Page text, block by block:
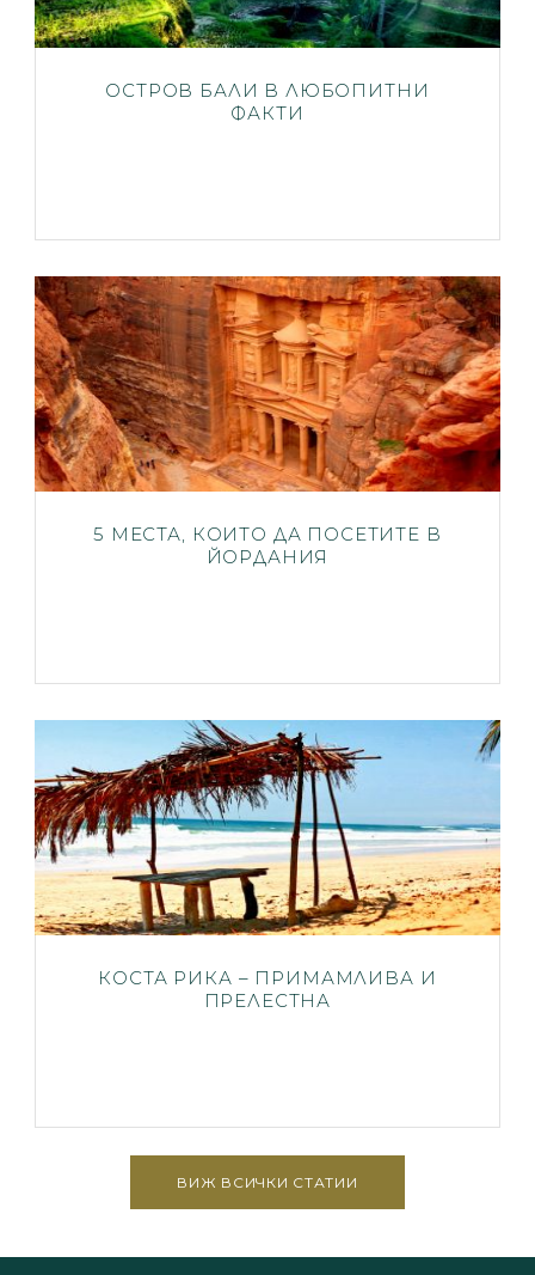
ОСТРОВ БАЛИ В ЛЮБОПИТНИ
ФАКТИ
5 МЕСТА, КОИТО ДА ПОСЕТИТЕ В
ЙОРДАНИЯ
КОСТА РИКА – ПРИМАМЛИВА И
ПРЕЛЕСТНА
ВИЖ ВСИЧКИ СТАТИИ